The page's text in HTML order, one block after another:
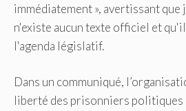
immédiatement », avertissant que
n'existe aucun texte officiel et
l'agenda législatif.
Dans un communiqué,
liberté des prisonniers politiques